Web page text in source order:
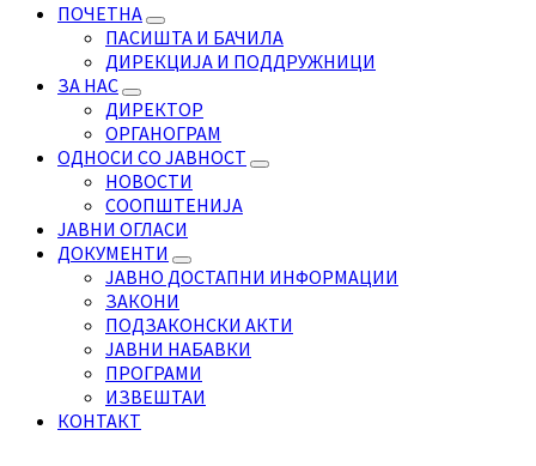
ПОЧЕТНА
ПАСИШТА И БАЧИЛА
ДИРЕКЦИЈА И ПОДДРУЖНИЦИ
ЗА НАС
ДИРЕКТОР
ОРГАНОГРАМ
ОДНОСИ СО ЈАВНОСТ
НОВОСТИ
СООПШТЕНИЈА
ЈАВНИ ОГЛАСИ
ДОКУМЕНТИ
ЈАВНО ДОСТАПНИ ИНФОРМАЦИИ
ЗАКОНИ
ПОДЗАКОНСКИ АКТИ
ЈАВНИ НАБАВКИ
ПРОГРАМИ
ИЗВЕШТАИ
КОНТАКТ